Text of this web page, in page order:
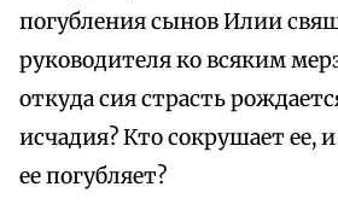
погубления сынов Илии
руководителя ко всяким
откуда сия страсть
исчадия? Кто сокрушает ее,
ее погубляет?